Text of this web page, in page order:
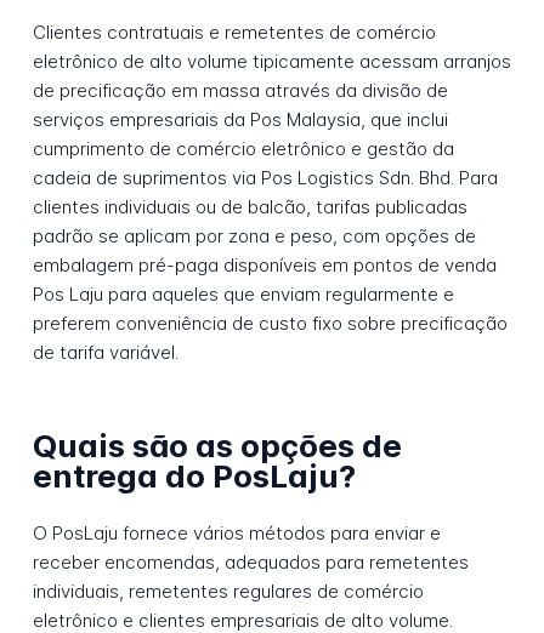
Clientes contratuais e remetentes de comércio
eletrônico de alto volume tipicamente acessam arranjos
de precificação em massa através da divisão de
serviços empresariais da Pos Malaysia, que inclui
cumprimento de comércio eletrônico e gestão da
cadeia de suprimentos via Pos Logistics Sdn. Bhd. Para
clientes individuais ou de balcão, tarifas publicadas
padrão se aplicam por zona e peso, com opções de
embalagem pré-paga disponíveis em pontos de venda
Pos Laju para aqueles que enviam regularmente e
preferem conveniência de custo fixo sobre precificação
de tarifa variável.
Quais são as opções de
entrega do PosLaju?
O PosLaju fornece vários métodos para enviar e
receber encomendas, adequados para remetentes
individuais, remetentes regulares de comércio
eletrônico e clientes empresariais de alto volume.